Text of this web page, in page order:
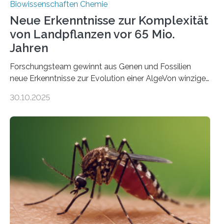
Biowissenschaften Chemie
Neue Erkenntnisse zur Komplexität
von Landpflanzen vor 65 Mio.
Jahren
Forschungsteam gewinnt aus Genen und Fossilien
neue Erkenntnisse zur Evolution einer AlgeVon winzigen
Landpflanzen zählen zu den komplexesten
Grünalgen, die vor Hunderten von Millionen Jahren
lebten. Unter den Vorfahren sticht eine Gruppe heraus,
die noch heute in der Natur vorkommt: die
Süßwasseralge Coleochaetophyceae. Einige Arten
dieser Gruppe bilden aus Zellfäden dichte Geflechte
mit scheibenförmiger Gestalt. Was auffällig ist: Die
nächsten…
30.10.2025